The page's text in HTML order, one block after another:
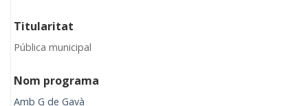
Titularitat
Pública municipal
Nom programa
Amb G de Gavà